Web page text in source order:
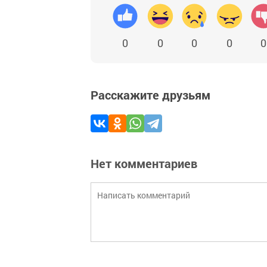
0 0 0 0 0
Расскажите друзьям
Нет комментариев